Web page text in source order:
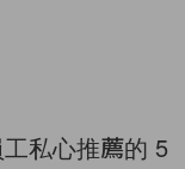
私心推薦的 5